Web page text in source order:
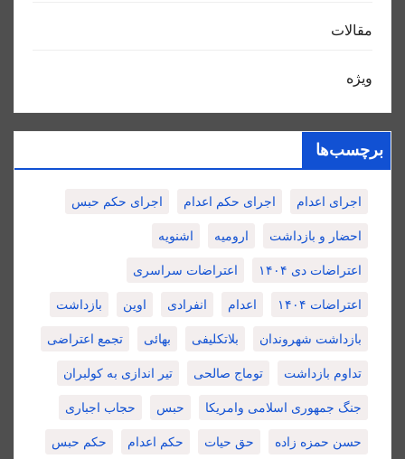
مقالات
ویژه
برچسب‌ها
اجرای اعدام اجرای حکم اعدام اجرای حکم حبس
احضار و بازداشت ارومیه اشنویه
اعتراضات دی ۱۴۰۴ اعتراضات سراسری
اعتراضات ۱۴۰۴ اعدام انفرادی اوین بازداشت
بازداشت شهروندان بلاتکلیفی بهائی تجمع اعتراضی
تداوم بازداشت توماج صالحی تیر اندازی به کولبران
جنگ جمهوری اسلامی وامریکا حبس حجاب اجباری
حسن حمزه زاده حق حیات حکم اعدام حکم حبس